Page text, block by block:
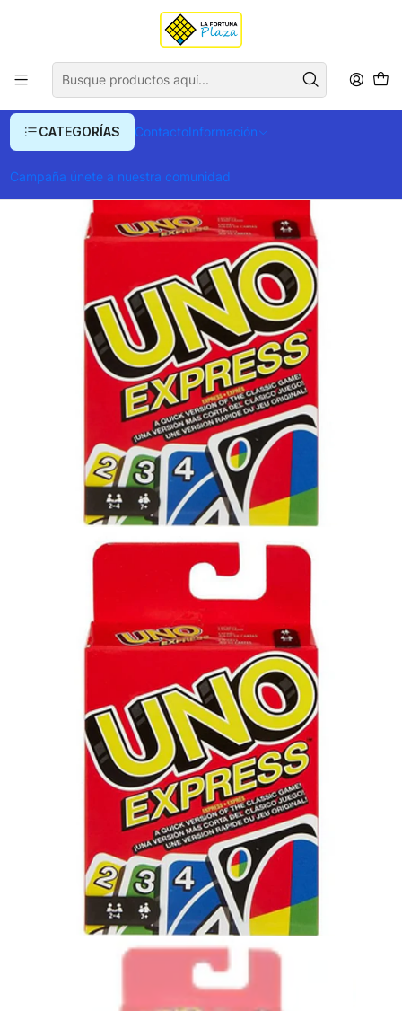
CATEGORÍAS ContactoInformación
Campaña únete a nuestra comunidad
Envío gratis para compras superiores a $ 400.000
Juego Uno Express